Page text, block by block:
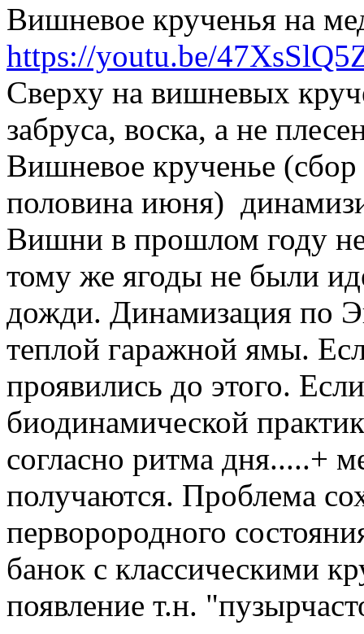
Вишневое крученья на
https://youtu.be/
Сверху на вишневых
забруса, воска, а не
Вишневое крученье (сбор
половина июня)
Вишни в прошлом году
тому же ягоды не были
дожди. Динамизация по
теплой гаражной ямы.
проявились до этого.
биодинамической
согласно ритма дня.....+
получаются. Проблема
перворородного
банок с классическими
появление т.н.